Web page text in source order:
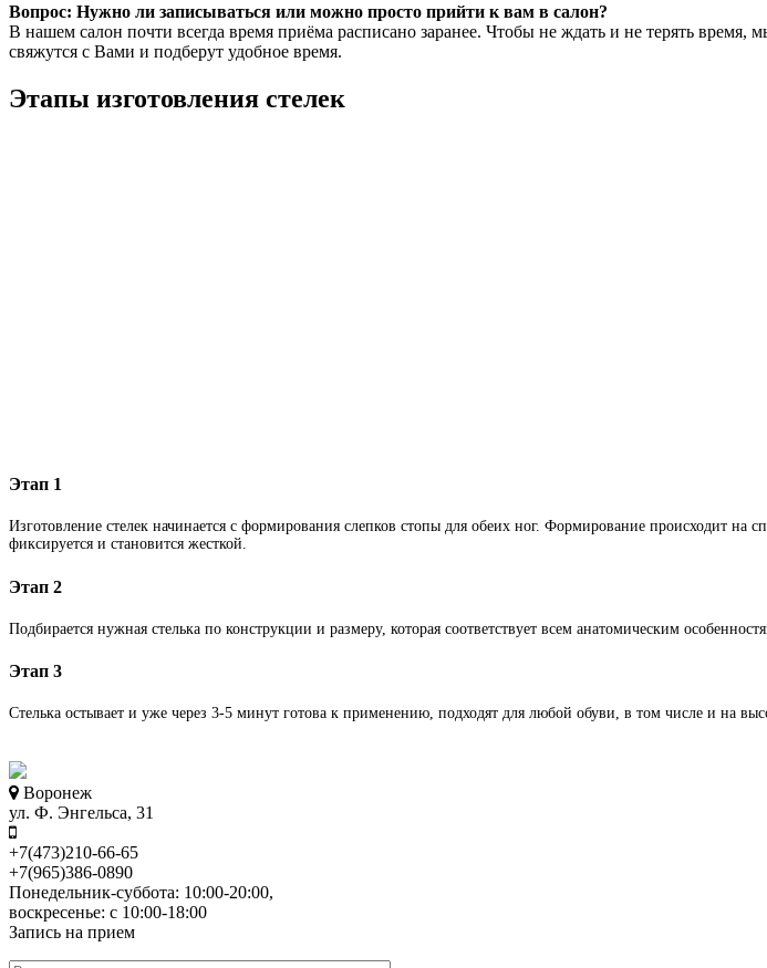
Вопрос: Нужно ли записываться или можно просто прийти к вам в салон?
В нашем салон почти всегда время приёма расписано заранее. Чтобы не ждать и не терять
свяжутся с Вами и подберут удобное время.
Этапы изготовления стелек
Этап 1
Изготовление стелек начинается с формирования слепков стопы для обеих ног. Формирование происходит
фиксируется и становится жесткой.
Этап 2
Подбирается нужная стелька по конструкции и размеру, которая соответствует всем анатомическим
Этап 3
Стелька остывает и уже через 3-5 минут готова к применению, подходят для любой обуви, в том числе и на
Воронеж
ул. Ф. Энгельса, 31
+7(473)210-66-65
+7(965)386-0890
Понедельник-суббота: 10:00-20:00,
воскресенье: с 10:00-18:00
Запись на прием